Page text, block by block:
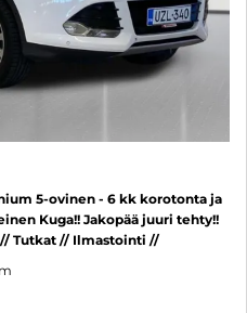
5-ovinen - 6 kk korotonta ja
Kuga!! Jakopää juuri tehty!!
Tutkat // Ilmastointi //